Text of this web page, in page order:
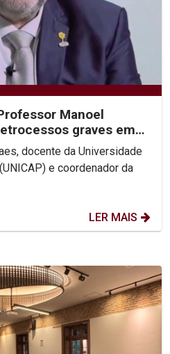
Manoel
graves em
docente da Universidade
e coordenador da
LER MAIS